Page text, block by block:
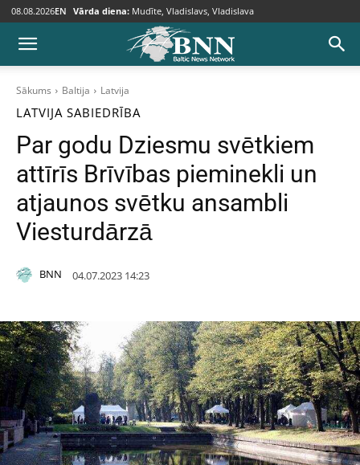
08.08.2026EN Vārda diena: Mudīte, Vladislavs, Vladislava
Sākums Baltija Latvija
LATVIJA SABIEDRĪBA
Par godu Dziesmu svētkiem
attīrīs Brīvības pieminekli un
atjaunos svētku ansambli
Viesturdārzā
BNN 04.07.2023 14:23